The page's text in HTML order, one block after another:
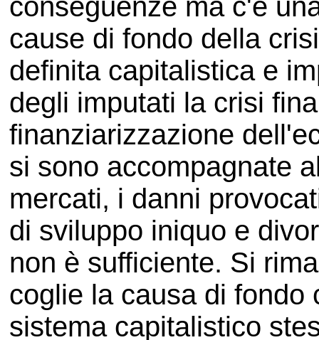
conseguenze ma c'è
cause di fondo della
definita capitalistica e
degli imputati la crisi
finanziarizzazione
si sono accompagnate
mercati, i danni
di sviluppo iniquo e
non è sufficiente. Si
coglie la causa di fondo
sistema capitalistico